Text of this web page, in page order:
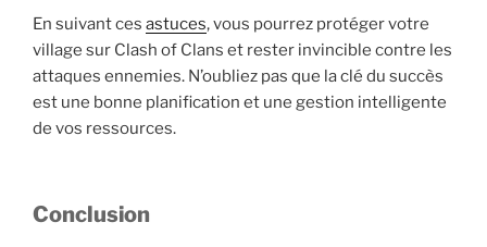
En suivant ces astuces, vous pourrez protéger votre
village sur Clash of Clans et rester invincible contre les
attaques ennemies. N’oubliez pas que la clé du succès
est une bonne planification et une gestion intelligente
de vos ressources.
Conclusion